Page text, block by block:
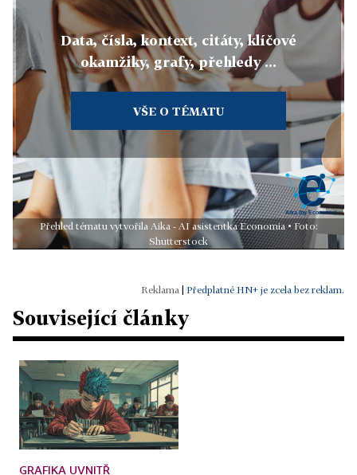
Data, čísla, kontext, citáty, klíčové
okamžiky, grafy, přehledy ...
VŠE O TÉMATU
Přehled tématu vytvořila Aika - AI asistentka Economia • Foto:
Shutterstock
Předplatné HN+ je zcela bez reklam.
Související články
GRAFIKA UVNITŘ